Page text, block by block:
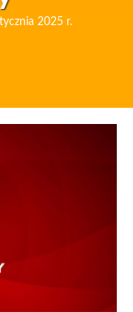
2025 r.